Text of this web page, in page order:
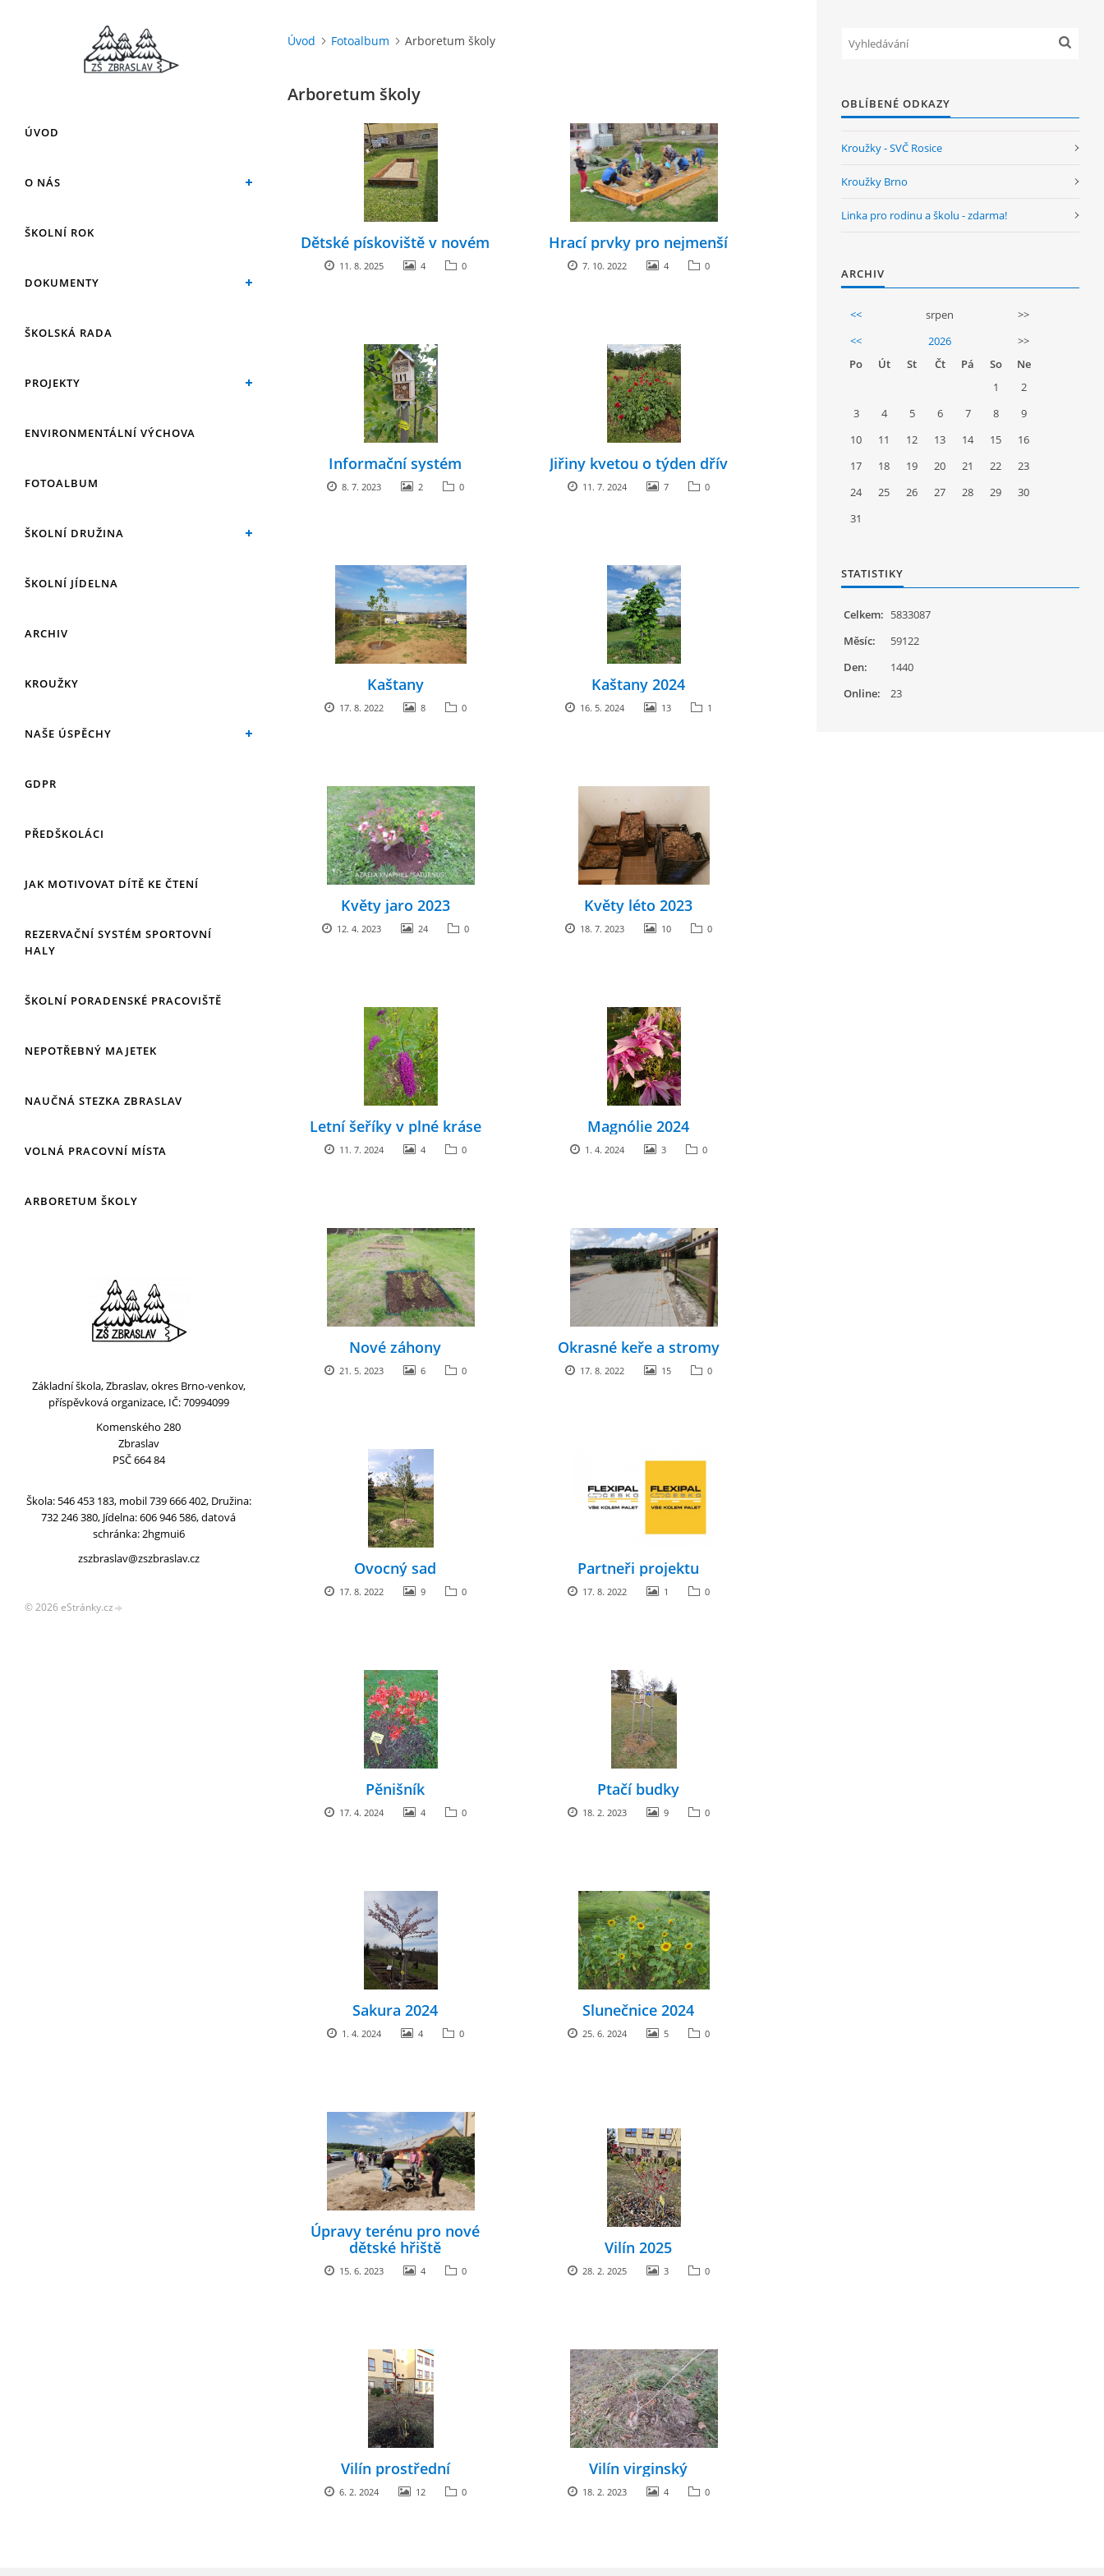
ÚVOD
O NÁS
ŠKOLNÍ ROK
DOKUMENTY
ŠKOLSKÁ RADA
PROJEKTY
ENVIRONMENTÁLNÍ VÝCHOVA
FOTOALBUM
ŠKOLNÍ DRUŽINA
ŠKOLNÍ JÍDELNA
ARCHIV
KROUŽKY
NAŠE ÚSPĚCHY
GDPR
PŘEDŠKOLÁCI
JAK MOTIVOVAT DÍTĚ KE ČTENÍ
REZERVAČNÍ SYSTÉM SPORTOVNÍ
HALY
ŠKOLNÍ PORADENSKÉ PRACOVIŠTĚ
NEPOTŘEBNÝ MAJETEK
NAUČNÁ STEZKA ZBRASLAV
VOLNÁ PRACOVNÍ MÍSTA
ARBORETUM ŠKOLY
Základní škola, Zbraslav, okres Brno-venkov,
příspěvková organizace, IČ: 70994099
Komenského 280
Zbraslav
PSČ 664 84
Škola: 546 453 183, mobil 739 666 402, Družina:
732 246 380, Jídelna: 606 946 586, datová
schránka: 2hgmui6
zszbraslav@zszbraslav.cz
© 2026 eStránky.cz
Úvod Fotoalbum Arboretum školy
Arboretum školy
Dětské pískoviště v novém
11. 8. 2025 4 0
Hrací prvky pro nejmenší
7. 10. 2022 4 0
Informační systém
8. 7. 2023 2 0
Jiřiny kvetou o týden dřív
11. 7. 2024 7 0
Kaštany
17. 8. 2022 8 0
Kaštany 2024
16. 5. 2024 13 1
Květy jaro 2023
12. 4. 2023 24 0
Květy léto 2023
18. 7. 2023 10 0
Letní šeříky v plné kráse
11. 7. 2024 4 0
Magnólie 2024
1. 4. 2024 3 0
Nové záhony
21. 5. 2023 6 0
Okrasné keře a stromy
17. 8. 2022 15 0
Ovocný sad
17. 8. 2022 9 0
Partneři projektu
17. 8. 2022 1 0
Pěnišník
17. 4. 2024 4 0
Ptačí budky
18. 2. 2023 9 0
Sakura 2024
1. 4. 2024 4 0
Slunečnice 2024
25. 6. 2024 5 0
Úpravy terénu pro nové
dětské hřiště
15. 6. 2023 4 0
Vilín 2025
28. 2. 2025 3 0
Vilín prostřední
6. 2. 2024 12 0
Vilín virginský
18. 2. 2023 4 0
OBLÍBENÉ ODKAZY
Kroužky - SVČ Rosice
Kroužky Brno
Linka pro rodinu a školu - zdarma!
ARCHIV
<< srpen
>>
<<
2026
>>
Po
Út St Čt Pá So
Ne
1
2
3
4 5 6 7 8
9
10
11 12 13 14 15
16
17
18 19 20 21 22
23
24
25 26 27 28 29
30
31
STATISTIKY
Online: 23
Celkem: 5833087
Měsíc:
59122
Den:
1440